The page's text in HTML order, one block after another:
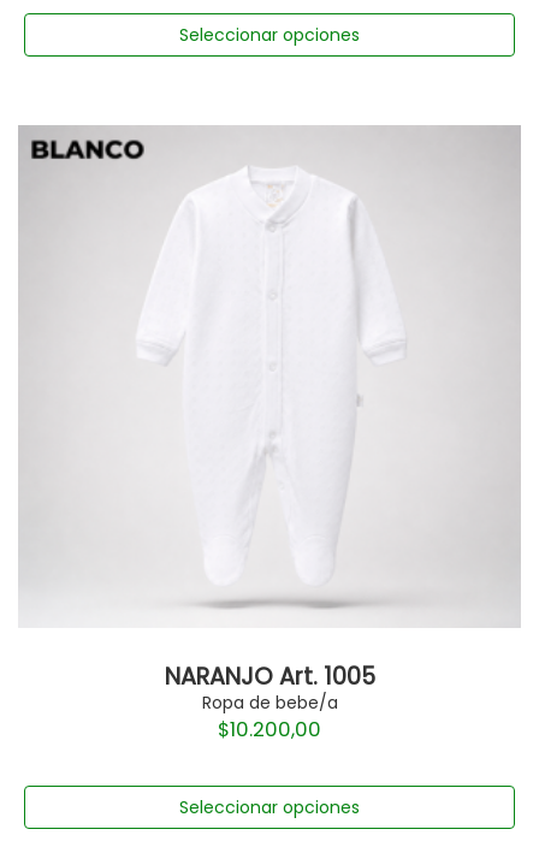
Seleccionar opciones
NARANJO Art. 1005
Ropa de bebe/a
$10.200,00
Seleccionar opciones